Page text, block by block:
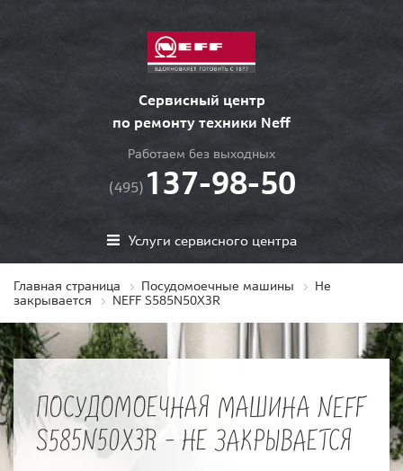
Сервисный центр
по ремонту техники Neff
Работаем без выходных
(495) 137-98-50
Услуги сервисного центра
Главная страница Посудомоечные машины
Не
закрывается
NEFF S585N50X3R
ПОСУДОМОЕЧНАЯ МАШИНА NEFF
S585N50X3R - НЕ ЗАКРЫВАЕТСЯ